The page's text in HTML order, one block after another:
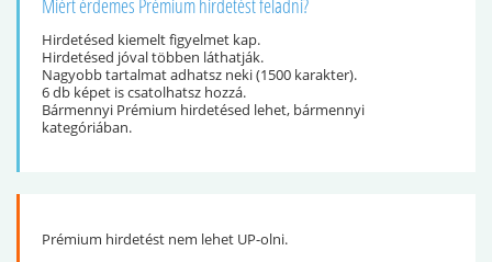
Miért érdemes Prémium hirdetést feladni?
Hirdetésed kiemelt figyelmet kap.
Hirdetésed jóval többen láthatják.
Nagyobb tartalmat adhatsz neki (1500 karakter).
6 db képet is csatolhatsz hozzá.
Bármennyi Prémium hirdetésed lehet, bármennyi
kategóriában.
Prémium hirdetést nem lehet UP-olni.